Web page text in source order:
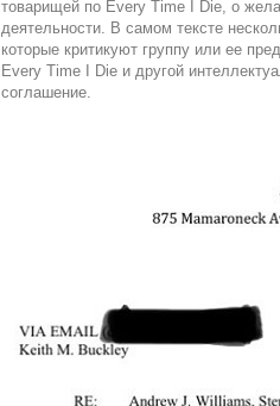
товарищей по Every Time I Die, о
деятельности. В самом тексте
которые критикуют группу или ее
Every Time I Die и другой
соглашение.